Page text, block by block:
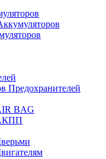
Предохранителей
BAG